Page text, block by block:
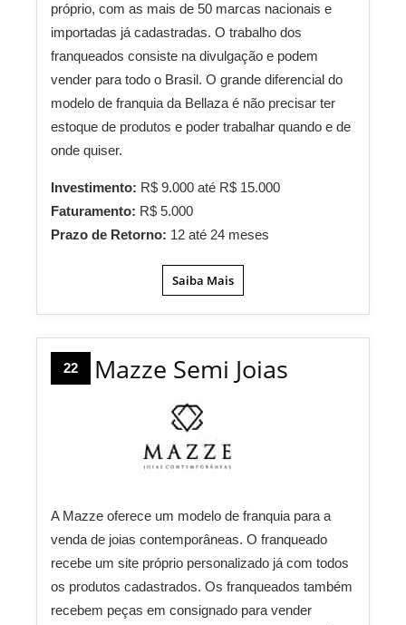
próprio, com as mais de 50 marcas nacionais e
importadas já cadastradas. O trabalho dos
franqueados consiste na divulgação e podem
vender para todo o Brasil. O grande diferencial do
modelo de franquia da Bellaza é não precisar ter
estoque de produtos e poder trabalhar quando e de
onde quiser.
Investimento: R$ 9.000 até R$ 15.000
Faturamento: R$ 5.000
Prazo de Retorno: 12 até 24 meses
Saiba Mais
22 Mazze Semi Joias
A Mazze oferece um modelo de franquia para a
venda de joias contemporâneas. O franqueado
recebe um site próprio personalizado já com todos
os produtos cadastrados. Os franqueados também
recebem peças em consignado para vender